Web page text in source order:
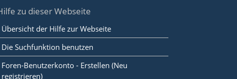
zu dieser Webseite
Übersicht der Hilfe zur Webseite
Die Suchfunktion benutzen
Foren-Benutzerkonto - Erstellen (Neu
registrieren)